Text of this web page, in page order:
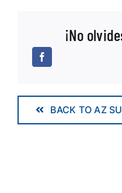
¡No
BACK TO AZ